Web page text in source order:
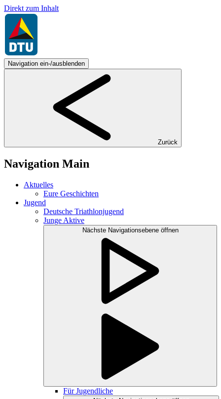
Direkt zum Inhalt
Navigation ein-/ausblenden
Zurück
Navigation Main
Aktuelles
Eure Geschichten
Jugend
Deutsche Triathlonjugend
Junge Aktive
Nächste Navigationsebene öffnen
Für Jugendliche